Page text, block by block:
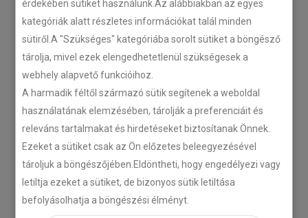
érdekében sütiket használunk.Az alábbiakban az egyes
kategóriák alatt részletes információkat talál minden
sütiről.A "Szükséges" kategóriába sorolt sütiket a böngésző
tárolja, mivel ezek elengedhetetlenül szükségesek a
webhely alapvető funkcióihoz.
A harmadik féltől származó sütik segítenek a weboldal
használatának elemzésében, tárolják a preferenciáit és
releváns tartalmakat és hirdetéseket biztosítanak Önnek.
Ezeket a sütiket csak az Ön előzetes beleegyezésével
tároljuk a böngészőjében.Eldöntheti, hogy engedélyezi vagy
letiltja ezeket a sütiket, de bizonyos sütik letiltása
befolyásolhatja a böngészési élményt.